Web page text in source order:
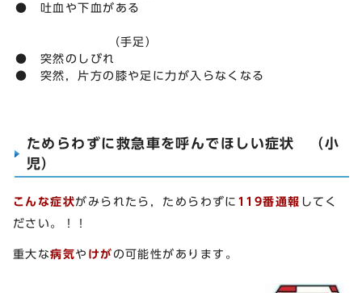
● 吐血や下血がある
（手足）
● 突然のしびれ
● 突然，片方の膝や足に力が入らなくなる
ためらわずに救急車を呼んでほしい症状 （小
児）
こんな症状がみられたら，ためらわずに 119番通報 してく
ださい。！！
重大な病気や けが の可能性があります。